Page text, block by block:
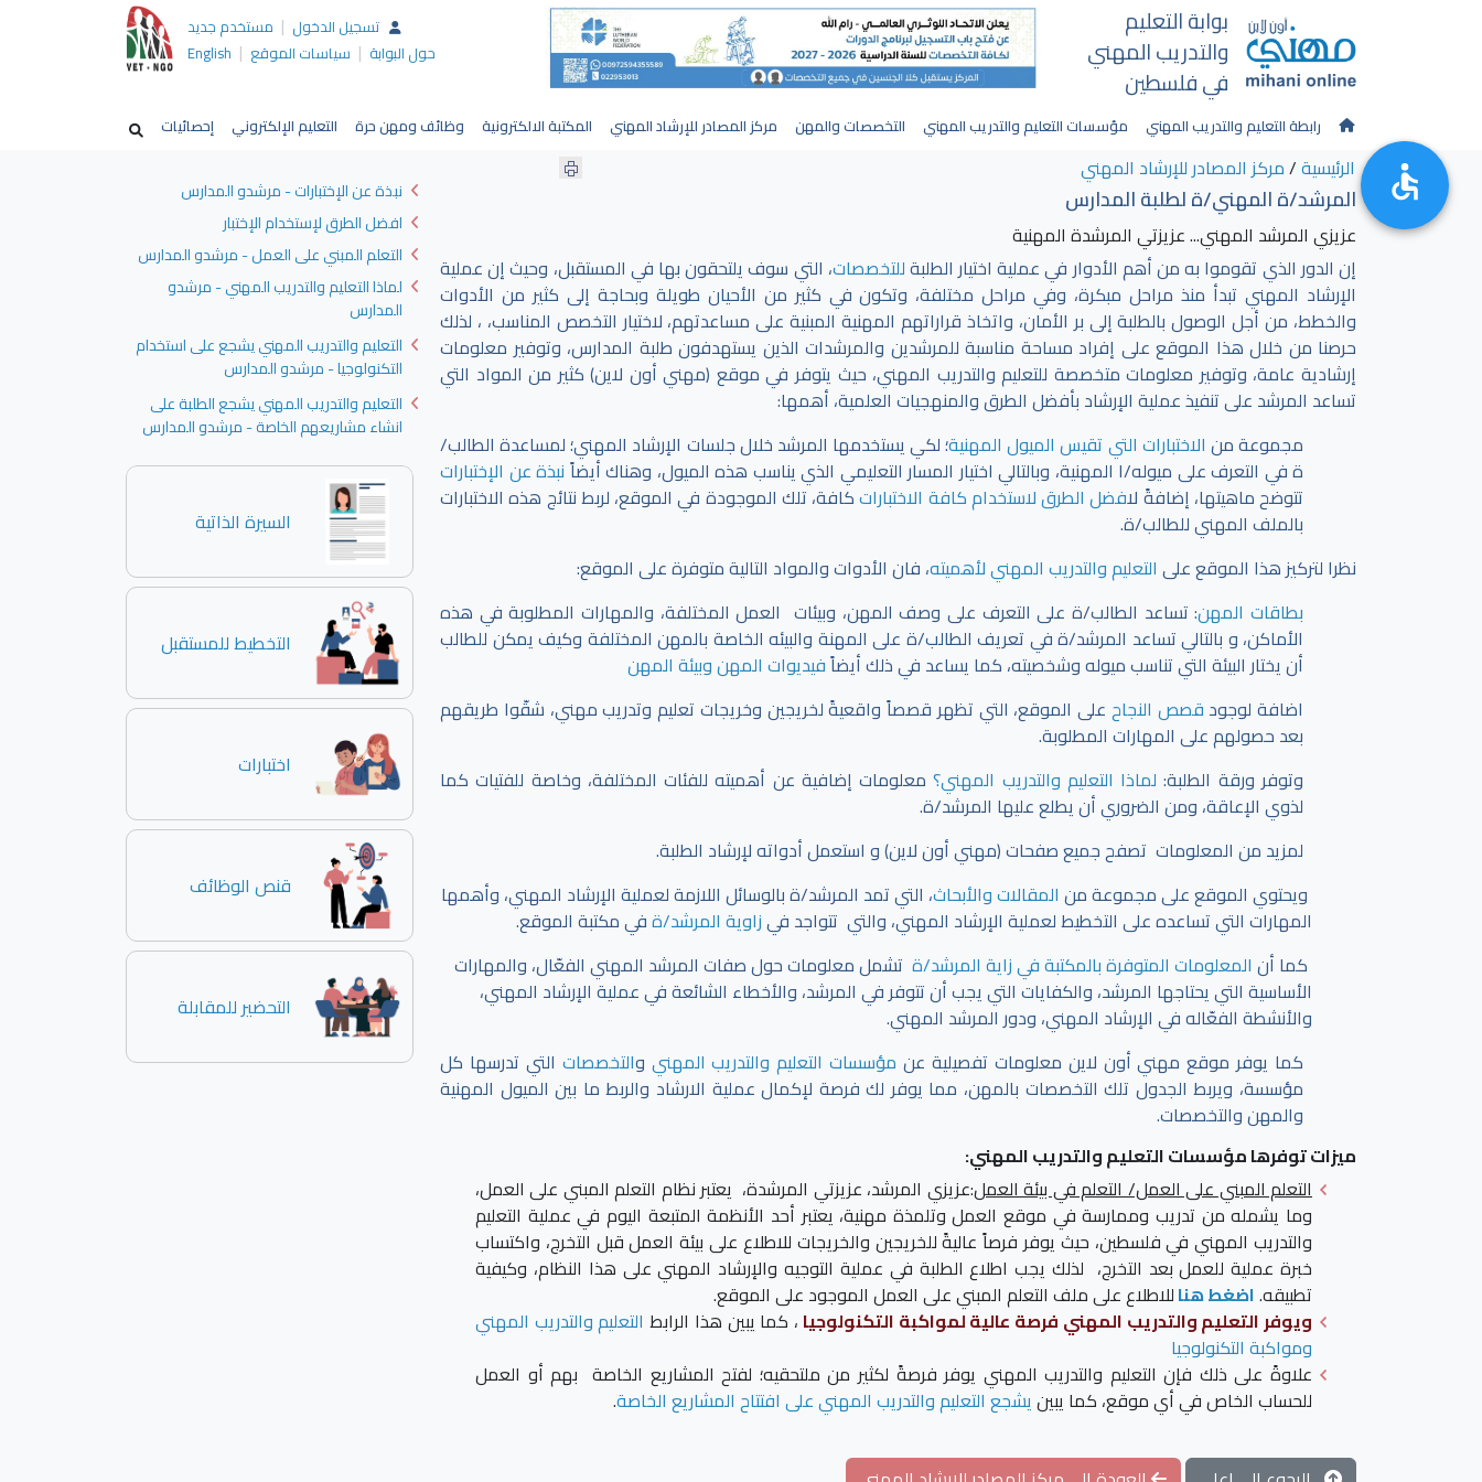
بوابة التعليم
والتدريب المهني
في فلسطين
تسجيل الدخول | مستخدم جديد
حول البوابة | سياسات الموقع |
English
رابطة التعليم والتدريب المهني مؤسسات التعليم والتدريب المهني التخصصات والمهن مركز المصادر للإرشاد المهني المكتبة الالكترونية وظائف ومهن حرة التعليم الإلكتروني إحصائيات
نبذة عن الإختبارات - مرشدو المدارس
افضل الطرق لإستخدام الإختبار
التعلم المبني على العمل - مرشدو المدارس
لماذا التعليم والتدريب المهني - مرشدو
المدارس
التعليم والتدريب المهني يشجع على استخدام
التكنولوجيا - مرشدو المدارس
التعليم والتدريب المهني يشجع الطلبة على
انشاء مشاريعهم الخاصة - مرشدو المدارس
السيرة الذاتية
التخطيط للمستقبل
اختبارات
قنص الوظائف
التحضير للمقابلة
الرئيسية/مركز المصادر للإرشاد المهني
المرشد/ة المهني/ة لطلبة المدارس
عزيزي المرشد المهني... عزيزتي المرشدة المهنية
إن الدور الذي تقوموا به من أهم الأدوار في عملية اختيار الطلبةللتخصصات، التي سوف يلتحقون بها في المستقبل، وحيث إن عملية
الإرشاد المهني تبدأ منذ مراحل مبكرة، وفي مراحل مختلفة، وتكون في كثير من الأحيان طويلة وبحاجة إلى كثير من الأدوات
والخطط، من أجل الوصول بالطلبة إلى بر الأمان، واتخاذ قراراتهم المهنية المبنية على مساعدتهم، لاختيار التخصص المناسب، ، لذلك
حرصنا من خلال هذا الموقع على إفراد مساحة مناسبة للمرشدين والمرشدات الذين يستهدفون طلبة المدارس، وتوفير معلومات
إرشادية عامة، وتوفير معلومات متخصصة للتعليم والتدريب المهني، حيث يتوفر في موقع (مهني أون لاين) كثير من المواد التي
تساعد المرشد على تنفيذ عملية الإرشاد بأفضل الطرق والمنهجيات العلمية، أهمها:
مجموعة من الاختبارات التي تقيس الميول المهنية؛ لكي يستخدمها المرشد خلال جلسات الإرشاد المهني؛ لمساعدة الطالب/
ة في التعرف على ميوله/ا المهنية، وبالتالي اختيار المسار التعليمي الذي يناسب هذه الميول، وهناك أيضاً نبذة عن الإختبارات
تتوضح ماهيتها، إضافةً لافضل الطرق لاستخدام كافة الاختباراتكافة، تلك الموجودة في الموقع، لربط نتائج هذه الاختبارات
بالملف المهني للطالب/ة.
نظرا لتركيز هذا الموقع على التعليم والتدريب المهني لأهميته، فان الأدوات والمواد التالية متوفرة على الموقع:
بطاقات المهن: تساعد الطالب/ة على التعرف على وصف المهن، وبيئات العمل المختلفة، والمهارات المطلوبة في هذه
الأماكن، و بالتالي تساعد المرشد/ة في تعريف الطالب/ة على المهنة والبيئه الخاصة بالمهن المختلفة وكيف يمكن للطالب
أن يختار البيئة التي تناسب ميوله وشخصيته، كما يساعد في ذلك أيضاًفيديوات المهن وبيئة المهن
اضافة لوجود قصص النجاح على الموقع، التي تظهر قصصاً واقعيةً لخريجين وخريجات تعليم وتدريب مهني، شقّوا طريقهم
بعد حصولهم على المهارات المطلوبة.
وتوفر ورقة الطلبة: لماذا التعليم والتدريب المهني؟معلومات إضافية عن أهميته للفئات المختلفة، وخاصة للفتيات كما
لذوي الإعاقة، ومن الضروري أن يطلع عليها المرشد/ة.
لمزيد من المعلومات تصفح جميع صفحات (مهني أون لاين) و استعمل أدواته لإرشاد الطلبة.
ويحتوي الموقع على مجموعة من المقالات والأبحاث، التي تمد المرشد/ة بالوسائل اللازمة لعملية الإرشاد المهني، وأهمها
المهارات التي تساعده على التخطيط لعملية الإرشاد المهني، والتي تتواجد فيزاوية المرشد/ةفي مكتبة الموقع.
كما أن المعلومات المتوفرة بالمكتبة في زاية المرشد/ة تشمل معلومات حول صفات المرشد المهني الفعّال، والمهارات
الأساسية التي يحتاجها المرشد، والكفايات التي يجب أن تتوفر في المرشد، والأخطاء الشائعة في عملية الإرشاد المهني،
والأنشطة الفعّاله في الإرشاد المهني، ودور المرشد المهني.
كما يوفر موقع مهني أون لاين معلومات تفصيلية عن مؤسسات التعليم والتدريب المهني والتخصصات التي تدرسها كل
مؤسسة، ويربط الجدول تلك التخصصات بالمهن، مما يوفر لك فرصة لإكمال عملية الارشاد والربط ما بين الميول المهنية
والمهن والتخصصات.
ميزات توفرها مؤسسات التعليم والتدريب المهني:
التعلم المبني على العمل/ التعلم في بيئة العمل:عزيزي المرشد، عزيزتي المرشدة، يعتبر نظام التعلم المبني على العمل،
وما يشمله من تدريب وممارسة في موقع العمل وتلمذة مهنية، يعتبر أحد الأنظمة المتبعة اليوم في عملية التعليم
والتدريب المهني في فلسطين، حيث يوفر فرصاً عاليةً للخريجين والخريجات للاطلاع على بيئة العمل قبل التخرج، واكتساب
خبرة عملية للعمل بعد التخرج، لذلك يجب اطلاع الطلبة في عملية التوجيه والإرشاد المهني على هذا النظام، وكيفية
تطبيقه.اضغط هناللاطلاع على ملف التعلم المبني على العمل الموجود على الموقع.
ويوفر التعليم والتدريب المهني فرصة عالية لمواكبة التكنولوجيا ، كما يبين هذا الرابط التعليم والتدريب المهني
ومواكبة التكنولوجيا
علاوةً على ذلك فإن التعليم والتدريب المهني يوفر فرصةً لكثير من ملتحقيه؛ لفتح المشاريع الخاصة بهم أو العمل
للحساب الخاص في أي موقع، كما يبينيشجع التعليم والتدريب المهني على افتتاح المشاريع الخاصة.